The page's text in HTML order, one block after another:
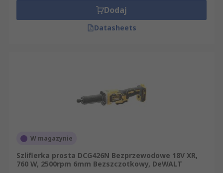
Dodaj
Datasheets
W magazynie
Szlifierka prosta DCG426N Bezprzewodowe 18V XR,
760 W, 2500rpm 6mm Bezszczotkowy, DeWALT